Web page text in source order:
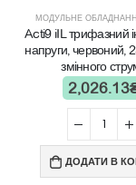
МОДУЛЬНЕ
Acti9 iIL трифазний
напруги, червоний,
змінного
2,026.13
ДОДАТИ В